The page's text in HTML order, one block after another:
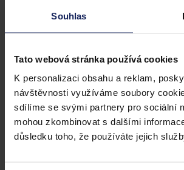
Souhlas
Tato webová stránka používá cookies
K personalizaci obsahu a reklam,
návštěvnosti využíváme soubory
sdílíme se svými partnery pro sociální
mohou zkombinovat s dalšími
důsledku toho, že používáte jejich